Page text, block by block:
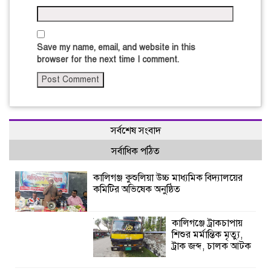
Save my name, email, and website in this
browser for the next time I comment.
সর্বশেষ সংবাদ
সর্বাধিক পঠিত
কালিগঞ্জ কুশুলিয়া উচ্চ মাধ্যমিক বিদ্যালয়ের
কমিটির অভিষেক অনুষ্ঠিত
কালিগঞ্জে ট্রাকচাপায়
শিশুর মর্মান্তিক মৃত্যু,
ট্রাক জব্দ, চালক আটক